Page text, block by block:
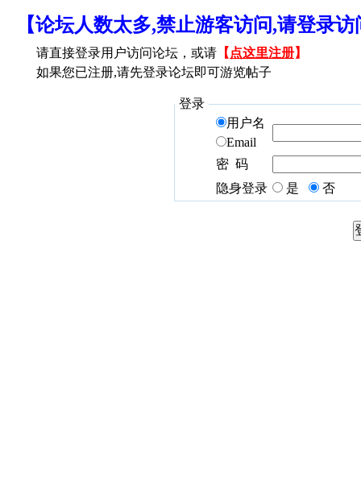
【论坛人数太多,禁止游客访问,请登录
请直接登录用户访问论坛，或请 【 点这里注册】
如果您已注册,请先登录论坛即可游览帖子
登录
用户名
Email
密 码
隐身登录
是 否